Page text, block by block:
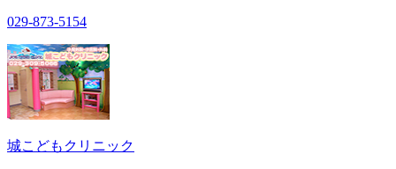
029-873-5154
城こどもクリニック